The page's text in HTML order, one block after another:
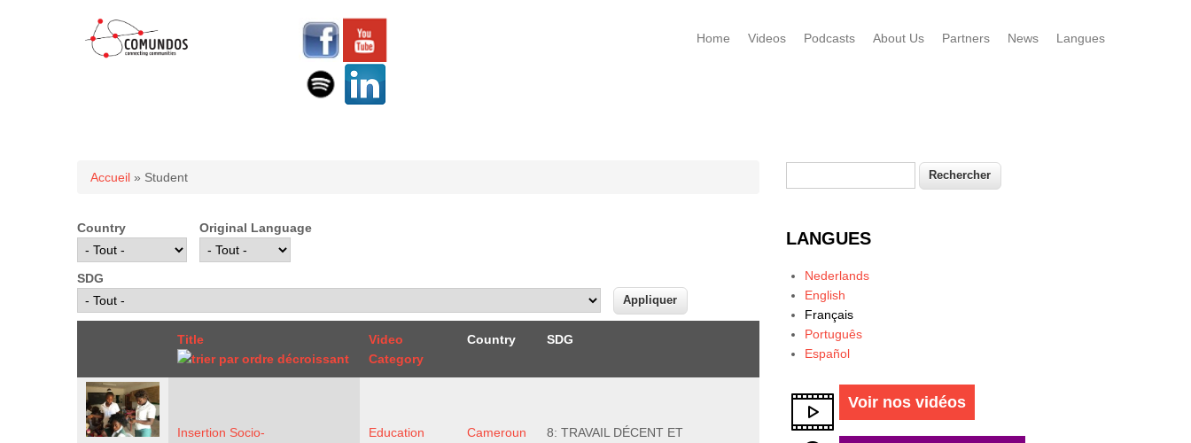
Home Videos Podcasts About Us Partners News Langues
Vous êtes ici
Accueil » Student
Country Original Language
SDG
Title
Video
Category
Country SDG
Insertion Socio-
Education Cameroun
8: TRAVAIL DÉCENT ET
Formulaire de recherche
LANGUES
Nederlands
English
Français
Português
Español
Voir nos vidéos